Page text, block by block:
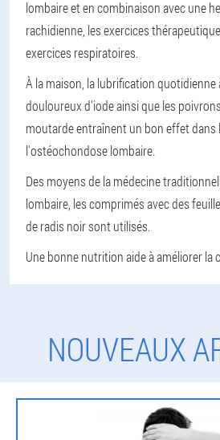
lombaire et en combinaison avec une
rachidienne, les exercices
exercices respiratoires.
À la maison, la lubrification quotidienne
douloureux d'iode ainsi que les
moutarde entraînent un bon effet dans
l'ostéochondose lombaire.
Des moyens de la médecine
lombaire, les comprimés avec des
de radis noir sont utilisés.
Une bonne nutrition aide à améliorer la
NOUVEAUX